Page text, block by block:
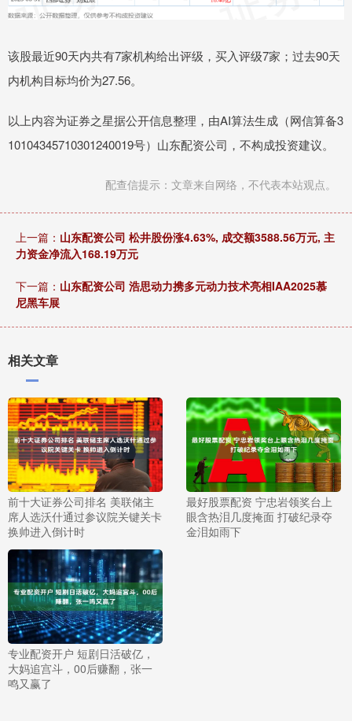
该股最近90天内共有7家机构给出评级，买入评级7家；过去90天
内机构目标均价为27.56。
以上内容为证券之星据公开信息整理，由AI算法生成（网信算备3
10104345710301240019号）山东配资公司，不构成投资建议。
配查信提示：文章来自网络，不代表本站观点。
上一篇： 山东配资公司 松井股份涨4.63%, 成交额3588.56万元, 主
力资金净流入168.19万元
下一篇： 山东配资公司 浩思动力携多元动力技术亮相IAA2025慕
尼黑车展
相关文章
前十大证券公司排名 美联储主
席人选沃什通过参议院关键关卡
换帅进入倒计时
最好股票配资 宁忠岩领奖台上
眼含热泪几度掩面 打破纪录夺
金泪如雨下
专业配资开户 短剧日活破亿，
大妈追宫斗，00后赚翻，张一
鸣又赢了